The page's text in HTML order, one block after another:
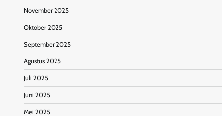
November 2025
Oktober 2025
September 2025
Agustus 2025
Juli 2025
Juni 2025
Mei 2025